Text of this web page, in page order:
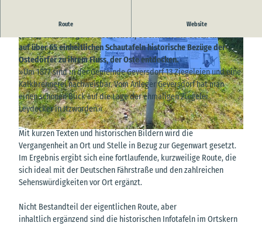
© TI Wingst, A. Brüning |CC-BY
© TI Wingst, A. Brüning | CC-BY
Route Website
Entlang der historischen Ostedeichroute von Belum über Neuhaus
(Oste), Cadenberge OT Geversdorf, Oberndorf bis Osten kann man
auf über 65 einheitlichen Schautafeln historische Bezüge der
Ostedörfer zu ihrem Fluss, der Oste entdecken.
»Um 1877 sind in der Gemeinde Geversdorf 13 Ziegeleien und eine
Kalkbrennerei nachweisbar. Vom Anleger Geversdorf hat man
einen schönen Blick auf die Lage der ehmaligen Ziegelei
Leydecker in Itzwörden.«
Mit kurzen Texten und historischen Bildern wird die
Vergangenheit an Ort und Stelle in Bezug zur Gegenwart gesetzt.
Im Ergebnis ergibt sich eine fortlaufende, kurzweilige Route, die
sich ideal mit der Deutschen Fährstraße und den zahlreichen
Sehenswürdigkeiten vor Ort ergänzt.
Nicht Bestandteil der eigentlichen Route, aber
inhaltlich ergänzend sind die historischen Infotafeln im Ortskern